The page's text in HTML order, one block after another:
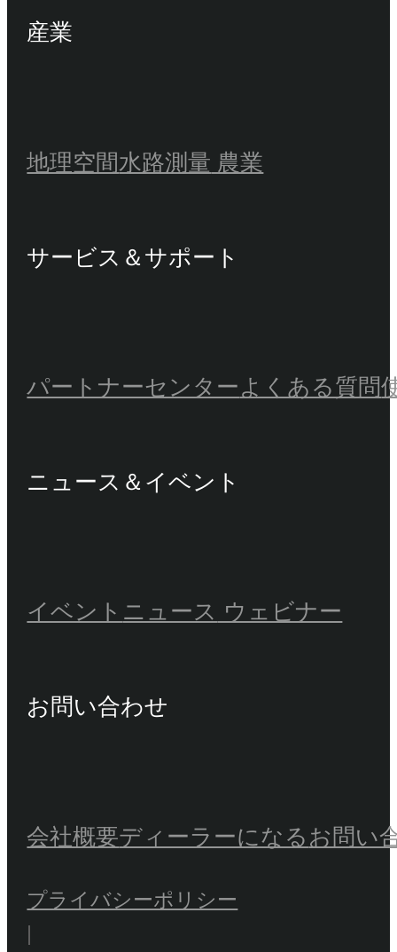
産業
地理空間水路測量 農業
サービス＆サポート
パートナーセンターよくある質問
ニュース＆イベント
イベント ニュース ウェビナー
お問い合わせ
会社概要ディーラーになるお問い
プライバシーポリシー